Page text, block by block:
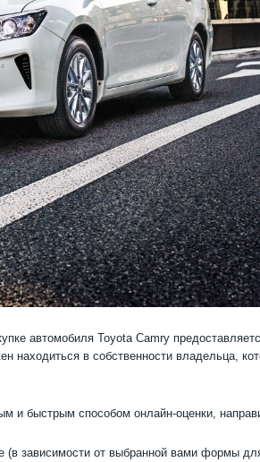
автомобиля Toyota Camry
в собственности владельца,
быстрым способом онлайн-оценки,
зависимости от выбранной вами формы